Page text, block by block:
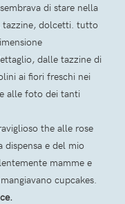
di stare nella
tazzine, dolcetti. tutto
dalle tazzine di
ai fiori freschi nei
alle foto dei tanti
the alle rose
dispensa e del mio
mamme e
cupcakes.